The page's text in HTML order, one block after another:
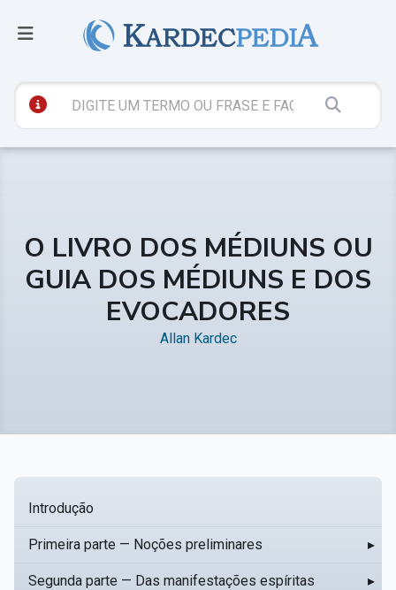
O LIVRO DOS MÉDIUNS OU
GUIA DOS MÉDIUNS E DOS
EVOCADORES
Allan Kardec
Introdução
Primeira parte — Noções preliminares ▸
Segunda parte — Das manifestações espíritas ▸